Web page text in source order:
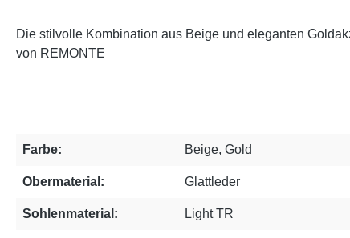
Die stilvolle Kombination aus Beige und eleganten
von REMONTE
Farbe: Beige, Gold
Obermaterial: Glattleder
Sohlenmaterial: Light TR